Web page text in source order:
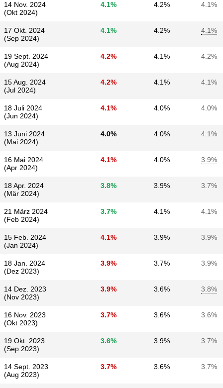
14 Nov. 2024
(Okt 2024)
4.1% 4.2% 4.1%
17 Okt. 2024
(Sep 2024)
4.1% 4.2% 4.1%
19 Sept. 2024
(Aug 2024)
4.2% 4.1% 4.2%
15 Aug. 2024
(Jul 2024)
4.2% 4.1% 4.1%
18 Juli 2024
(Jun 2024)
4.1% 4.0% 4.0%
13 Juni 2024
(Mai 2024)
4.0% 4.0% 4.1%
16 Mai 2024
(Apr 2024)
4.1% 4.0% 3.9%
18 Apr. 2024
(Mär 2024)
3.8% 3.9% 3.7%
21 März 2024
(Feb 2024)
3.7% 4.1% 4.1%
15 Feb. 2024
(Jan 2024)
4.1% 3.9% 3.9%
18 Jan. 2024
(Dez 2023)
3.9% 3.7% 3.9%
14 Dez. 2023
(Nov 2023)
3.9% 3.6% 3.8%
16 Nov. 2023
(Okt 2023)
3.7% 3.6% 3.6%
19 Okt. 2023
(Sep 2023)
3.6% 3.9% 3.7%
14 Sept. 2023
(Aug 2023)
3.7% 3.6% 3.7%